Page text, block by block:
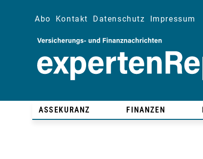
Abo Kontakt Datenschutz Impressum
ASSEKURANZ FINANZEN